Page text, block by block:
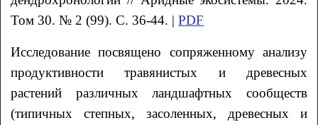
Том 30. № 2 (99). С. 36-44. |PDF
Исследование посвящено сопряженному анализу
продуктивности травянистых и древесных
растений различных ландшафтных сообществ
(типичных степных, засоленных, древесных и